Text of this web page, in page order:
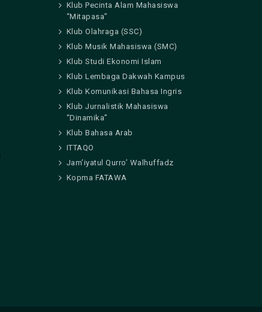
Klub Pecinta Alam Mahasiswa
“Mitapasa”
Klub Olahraga (SSC)
Klub Musik Mahasiswa (SMC)
Klub Studi Ekonomi Islam
Klub Lembaga Dakwah Kampus
Klub Komunikasi Bahasa Ingris
Klub Jurnalistik Mahasiswa
“Dinamika”
Klub Bahasa Arab
ITTAQO
Jam’iyatul Qurro’ Walhuffadz
Kopma FATAWA